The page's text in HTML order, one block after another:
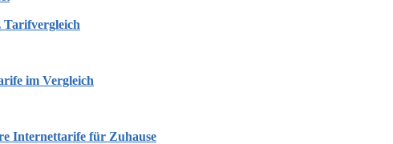
Tarifvergleich
im Vergleich
Internettarife für Zuhause